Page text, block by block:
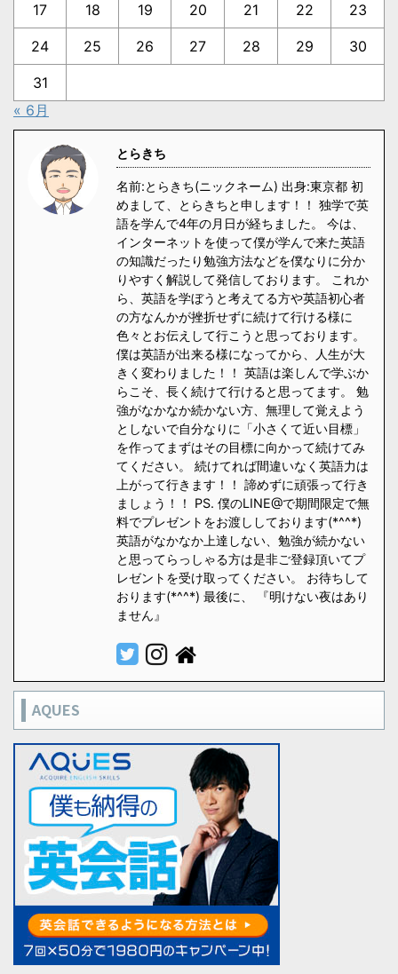
17 18 19 20 21 22 23
24 25 26 27 28 29 30
31
« 6月
とらきち
名前:とらきち(ニックネーム) 出身:東京都 初
めまして、とらきちと申します！！ 独学で英
語を学んで4年の月日が経ちました。 今は、
インターネットを使って僕が学んで来た英語
の知識だったり勉強方法などを僕なりに分か
りやすく解説して発信しております。 これか
ら、英語を学ぼうと考えてる方や英語初心者
の方なんかが挫折せずに続けて行ける様に
色々とお伝えして行こうと思っております。
僕は英語が出来る様になってから、人生が大
きく変わりました！！ 英語は楽しんで学ぶか
らこそ、長く続けて行けると思ってます。 勉
強がなかなか続かない方、無理して覚えよう
としないで自分なりに「小さくて近い目標」
を作ってまずはその目標に向かって続けてみ
てください。 続けてれば間違いなく英語力は
上がって行きます！！ 諦めずに頑張って行き
ましょう！！ PS. 僕のLINE@で期間限定で無
料でプレゼントをお渡ししております(*^^*)
英語がなかなか上達しない、勉強が続かない
と思ってらっしゃる方は是非ご登録頂いてプ
レゼントを受け取ってください。 お待ちして
おります(*^^*) 最後に、 『明けない夜はあり
ません』
AQUES